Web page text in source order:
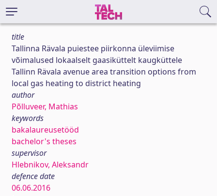
title
Tallinna Rävala puiestee piirkonna üleviimise
võimalused lokaalselt gaasiküttelt kaugküttele
Tallinn Rävala avenue area transition options from
local gas heating to district heating
author
Põlluveer, Mathias
keywords
bakalaureusetööd
bachelor's theses
supervisor
Hlebnikov, Aleksandr
defence date
06.06.2016